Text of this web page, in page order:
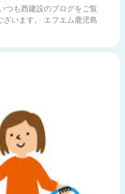
つも西建設のブログをご覧
ざいます。 エフエム鹿児島